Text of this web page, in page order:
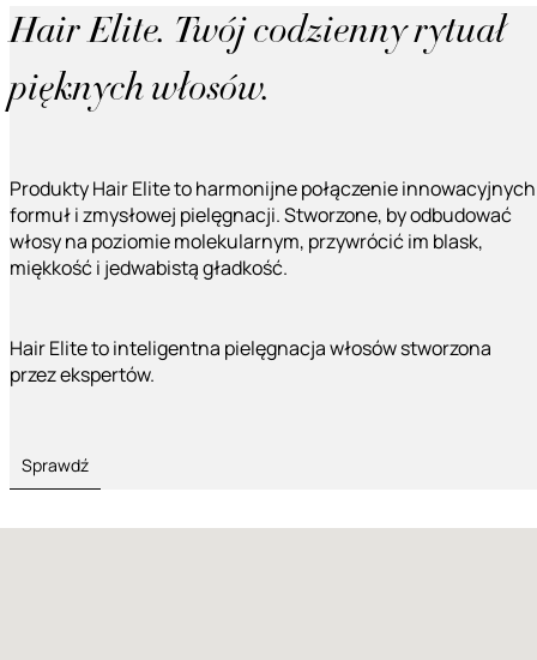
Hair Elite. Twój codzienny rytuał
pięknych włosów.
Produkty Hair Elite to harmonijne połączenie innowacyjnych
formuł i zmysłowej pielęgnacji. Stworzone, by odbudować
włosy na poziomie molekularnym, przywrócić im blask,
miękkość i jedwabistą gładkość.
Hair Elite to inteligentna pielęgnacja włosów stworzona
przez ekspertów.
Sprawdź